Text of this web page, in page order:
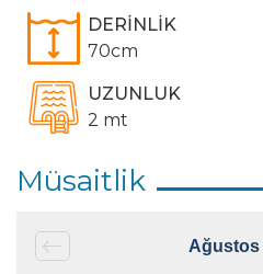
DERİNLİK
70cm
UZUNLUK
2 mt
Müsaitlik
Ağustos